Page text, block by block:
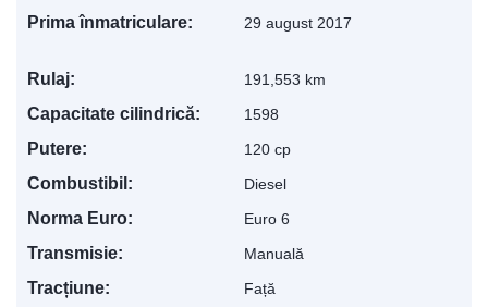
Prima înmatriculare: 29 august 2017
Rulaj: 191,553 km
Capacitate cilindrică: 1598
Putere: 120 cp
Combustibil: Diesel
Norma Euro: Euro 6
Transmisie: Manuală
Tracțiune: Față